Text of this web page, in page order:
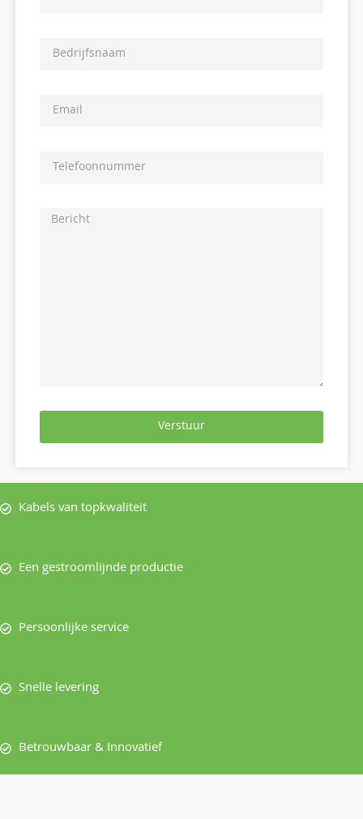
Verstuur
Kabels van topkwaliteit
Een gestroomlijnde productie
Persoonlijke service
Snelle levering
Betrouwbaar & Innovatief